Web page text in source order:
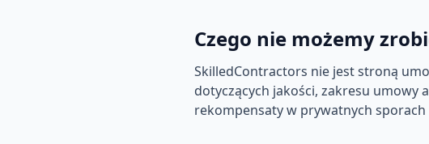
Czego nie możemy
SkilledContractors nie jest stroną
dotyczących jakości, zakresu umowy
rekompensaty w prywatnych